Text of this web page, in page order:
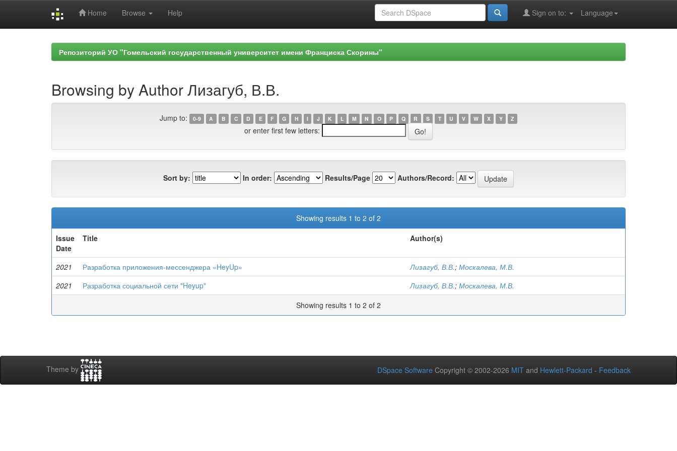
Home Browse Help Language
Sign on to:
Репозиторий УО "Гомельский государственный университет имени Франциска Скорины"
Browsing by Author Лизагуб, В.В.
Jump to: 0-9 A B C D E F G H I J K L M N O P Q R S T U V W X Y Z
or enter first few letters:
Sort by: In order: Results/Page Authors/Record:
Showing results 1 to 2 of 2
Issue
Date
Title Author(s)
2021 Разработка приложения-мессенджера «HeyUp» Лизагуб, В.В.; Москалева, М.В.
2021
Разработка социальной сети "Heyup" Лизагуб, В.В.; Москалева, М.В.
Showing results 1 to 2 of 2
Theme by DSpace Software Copyright © 2002-2026 MIT and Hewlett-Packard - Feedback